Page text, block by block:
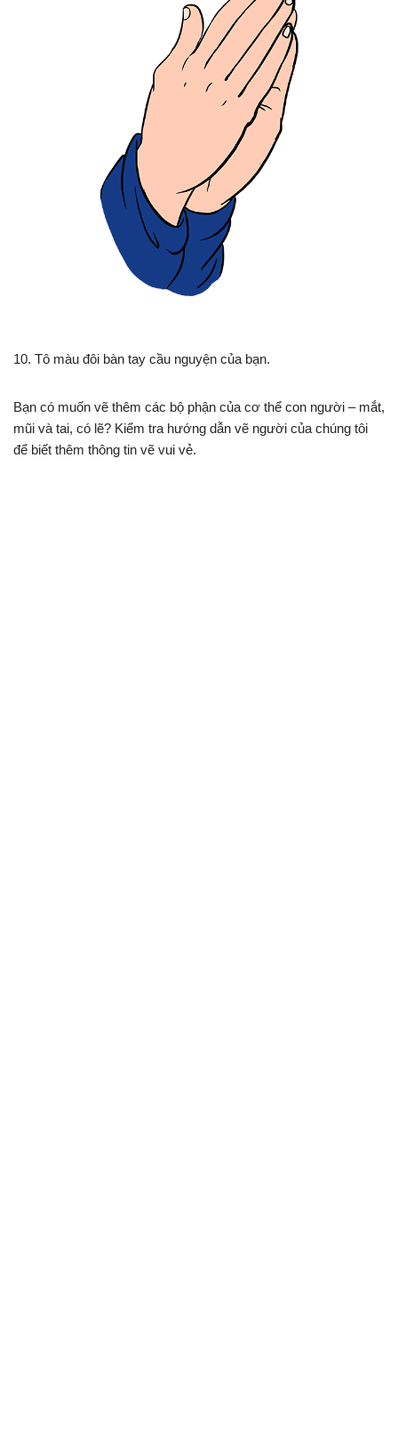
10. Tô màu đôi bàn tay cầu nguyện của bạn.
Bạn có muốn vẽ thêm các bộ phận của cơ thể con người – mắt,
mũi và tai, có lẽ? Kiểm tra hướng dẫn vẽ người của chúng tôi
để biết thêm thông tin vẽ vui vẻ.